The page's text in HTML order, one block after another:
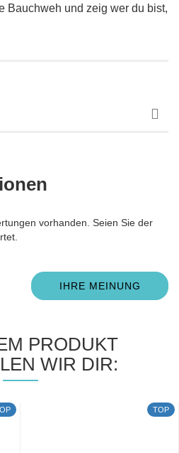
Bauchweh und zeig wer du bist,
vorhanden. Seien Sie der
IHRE MEINUNG
PRODUKT
WIR DIR:
TOP